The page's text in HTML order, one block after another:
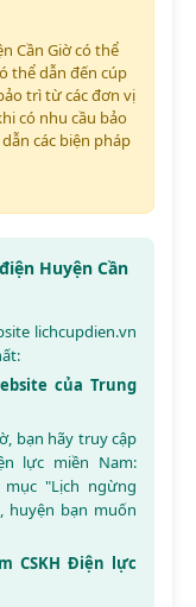
Cần Giờ có thể
thể dẫn đến cúp
trì từ các đơn vị
có nhu cầu bảo
các biện pháp
Huyện Cần
lichcupdien.vn
của Trung
bạn hãy truy cập
lực miền Nam:
"Lịch ngừng
huyện bạn muốn
CSKH Điện lực